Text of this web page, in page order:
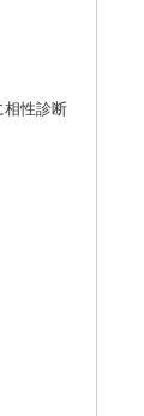
相性診断